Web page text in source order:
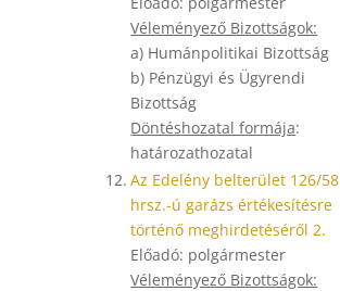
Véleményező Bizottságok:
a) Humánpolitikai Bizottság
b) Pénzügyi és Ügyrendi
Bizottság
Döntéshozatal formája:
határozathozatal
12. Az Edelény belterület 126/58
hrsz.-ú garázs értékesítésre
történő meghirdetéséről 2.
Előadó: polgármester
Véleményező Bizottságok: